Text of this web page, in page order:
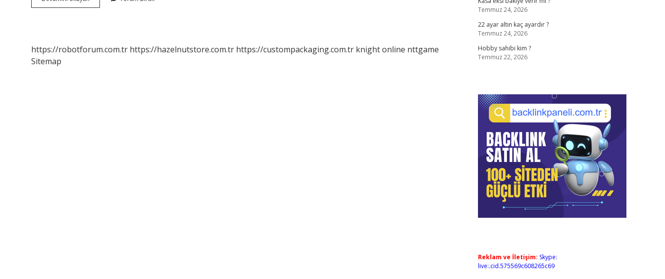
Yavrusuna
https://robotforum.com.tr https://hazelnutstore.com.tr https://custompackaging.com.tr knight online nttgame
Sitemap
Temmuz 24, 2026
22 ayar altın kaç ayardır ?
Temmuz 24, 2026
Hobby sahibi kim ?
Temmuz 22, 2026
Reklam ve İletişim: Skype:
live:.cid.575569c608265c69